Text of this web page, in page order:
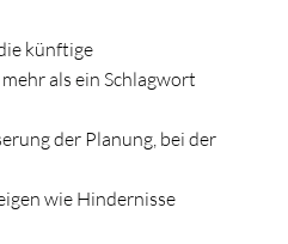
künftige
als ein Schlagwort
der Planung, bei der
wie Hindernisse